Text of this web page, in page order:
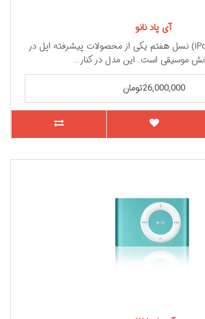
آی پاد نانو
آی پاد نانو (iPod Nano) نسل هفتم یکی از محصولات پیشرفته اپل در
موسیقی است. این مدل در کنار..
26,000,000تومان